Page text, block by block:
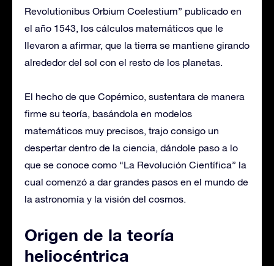
Revolutionibus Orbium Coelestium” publicado en
el año 1543, los cálculos matemáticos que le
llevaron a afirmar, que la tierra se mantiene girando
alrededor del sol con el resto de los planetas.
El hecho de que Copérnico, sustentara de manera
firme su teoría, basándola en modelos
matemáticos muy precisos, trajo consigo un
despertar dentro de la ciencia, dándole paso a lo
que se conoce como “La Revolución Científica” la
cual comenzó a dar grandes pasos en el mundo de
la astronomía y la visión del cosmos.
Origen de la teoría
heliocéntrica